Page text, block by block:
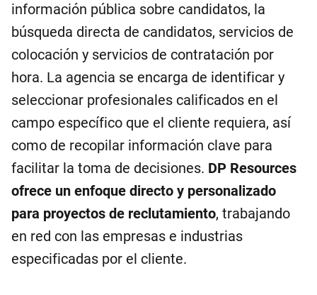
información pública sobre candidatos, la
búsqueda directa de candidatos, servicios de
colocación y servicios de contratación por
hora. La agencia se encarga de identificar y
seleccionar profesionales calificados en el
campo específico que el cliente requiera, así
como de recopilar información clave para
facilitar la toma de decisiones. DP Resources
ofrece un enfoque directo y personalizado
para proyectos de reclutamiento, trabajando
en red con las empresas e industrias
especificadas por el cliente.